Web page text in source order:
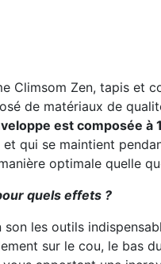
Climsom Zen, tapis et
de matériaux de
est composée à
qui se maintient
optimale quelle
quels effets ?
son les outils
sur le cou, le bas